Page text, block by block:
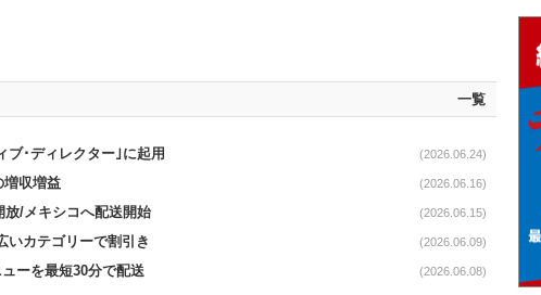
一覧
ブ･ディレクター｣に起用 (2026.06.24)
増収増益 (2026.06.16)
/メキシコへ配送開始 (2026.06.15)
カテゴリーで割引き (2026.06.09)
ーを最短30分で配送 (2026.06.08)